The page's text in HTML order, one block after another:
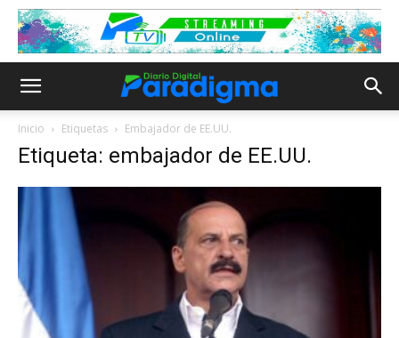
Inicio Etiquetas Embajador de EE.UU.
Etiqueta: embajador de EE.UU.